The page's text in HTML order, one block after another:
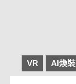
VR AI煥裝